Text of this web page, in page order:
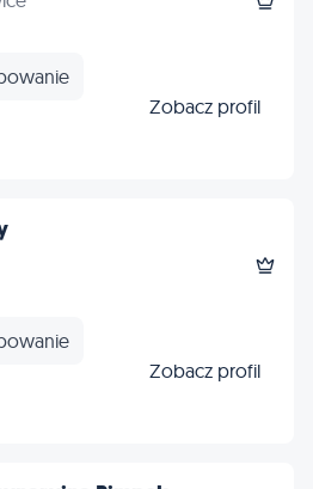
Zobacz profil
Zobacz profil